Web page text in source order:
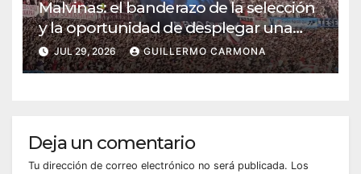
Malvinas: el banderazo de la selección
y la oportunidad de desplegar una
diplomacia soberana
JUL 29, 2026 GUILLERMO CARMONA
Deja un comentario
Tu dirección de correo electrónico no será publicada. Los